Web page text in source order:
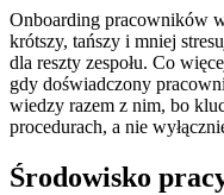
Onboarding pracowników
krótszy, tańszy i mniej
dla reszty zespołu. Co
gdy doświadczony
wiedzy razem z nim, bo
procedurach, a nie
Środowisko